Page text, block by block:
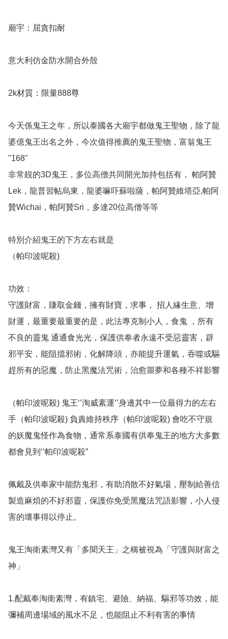
廟宇：屈貪扣耐
意大利仿金防水開合外殼
2k材質：限量888尊
今天係鬼王之年，所以泰國各大廟宇都做鬼王聖物，除了龍
婆億鬼王出名之外，今次值得推薦的鬼王聖物，富翁鬼王
"168"
非常靚的3D鬼王，多位高僧共同開光加持包括有， 帕阿贊
Lek，龍普習帖烏東，龍婆嘛吓蘇啦薩，帕阿贊維塔亞,帕阿
贊Wichai，帕阿贊Sri，多達20位高僧等等
特別介紹鬼王的下方左右就是
（帕印波呢殺)
功效：
守護財富，賺取金錢，擁有財寶，求事， 招人緣生意、增
財運，最重要最重要的是，此法專克制小人，食鬼 ，所有
不良的靈鬼 通通食光光，保護供奉者永遠不受惡靈害，辟
邪平安，能阻擋邪術，化解降頭，亦能提升運氣，吞噬或驅
趕所有的惡魔，防止黑魔法咒術，治愈噩夢和各種不祥影響
（帕印波呢殺) 鬼王‘’淘威素運‘’身邊其中一位最得力的左右
手（帕印波呢殺) 負責維持秩序（帕印波呢殺) 會吃不守規
的妖魔鬼怪作為食物，通常系泰國有供奉鬼王的地方大多數
都會見到‘’帕印波呢殺”
佩戴及供奉家中能防鬼邪，有助消散不好氣場，壓制給善信
製造麻煩的不好邪靈，保護你免受黑魔法咒語影響，小人侵
害的壞事得以停止。
鬼王淘衛素灣又有「多聞天王」之稱被視為「守護與財富之
神」
1.配戴奉淘衛素灣，有鎮宅、避險、納福、驅邪等功效，能
彌補周邊場域的風水不足，也能阻止不利有害的事情